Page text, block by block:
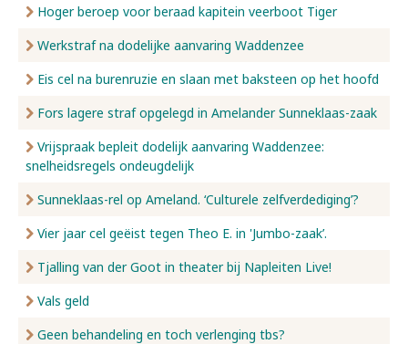
Hoger beroep voor beraad kapitein veerboot Tiger
Werkstraf na dodelijke aanvaring Waddenzee
Eis cel na burenruzie en slaan met baksteen op het hoofd
Fors lagere straf opgelegd in Amelander Sunneklaas-zaak
Vrijspraak bepleit dodelijk aanvaring Waddenzee:
snelheidsregels ondeugdelijk
Sunneklaas-rel op Ameland. ‘Culturele zelfverdediging’?
Vier jaar cel geëist tegen Theo E. in 'Jumbo-zaak’.
Tjalling van der Goot in theater bij Napleiten Live!
Vals geld
Geen behandeling en toch verlenging tbs?